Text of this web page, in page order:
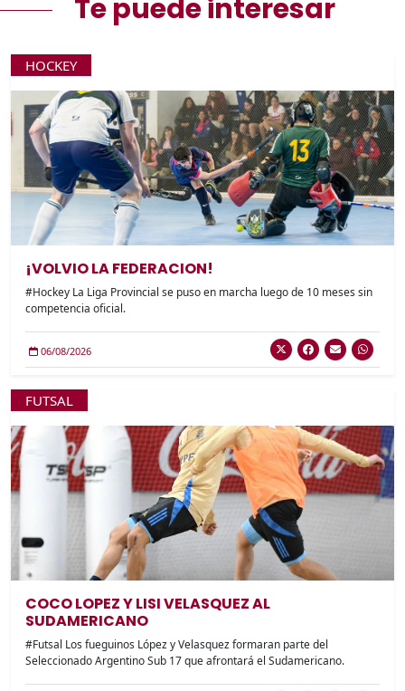
Te puede interesar
HOCKEY
¡VOLVIO LA FEDERACION!
#Hockey La Liga Provincial se puso en marcha luego de 10 meses sin
competencia oficial.
06/08/2026
FUTSAL
COCO LOPEZ Y LISI VELASQUEZ AL
SUDAMERICANO
#Futsal Los fueguinos López y Velasquez formaran parte del
Seleccionado Argentino Sub 17 que afrontará el Sudamericano.